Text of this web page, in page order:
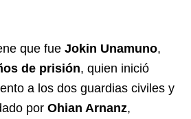
que fue Jokin Unamuno,
de prisión, quien inició
a los dos guardias civiles y
por Ohian Arnanz,